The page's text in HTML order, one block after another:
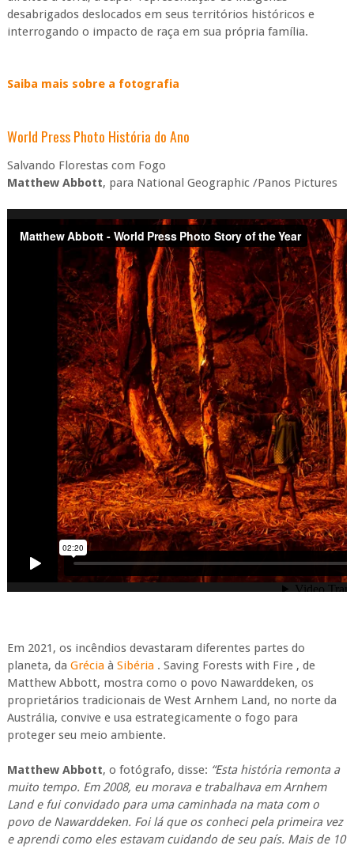
desabrigados deslocados em seus territórios históricos e
interrogando o impacto de raça em sua própria família.
Saiba mais sobre a fotografia
World Press Photo História do Ano
Salvando Florestas com Fogo
Matthew Abbott, para National Geographic /Panos Pictures
Em 2021, os incêndios devastaram diferentes partes do
planeta, da Gréciaà Sibéria. Saving Forests with Fire , de
Matthew Abbott, mostra como o povo Nawarddeken, os
proprietários tradicionais de West Arnhem Land, no norte da
Austrália, convive e usa estrategicamente o fogo para
proteger seu meio ambiente.
Matthew Abbott, o fotógrafo, disse: “Esta história remonta a
muito tempo. Em 2008, eu morava e trabalhava em Arnhem
Land e fui convidado para uma caminhada na mata com o
povo de Nawarddeken. Foi lá que os conheci pela primeira vez
e aprendi como eles estavam cuidando de seu país. Mais de 10